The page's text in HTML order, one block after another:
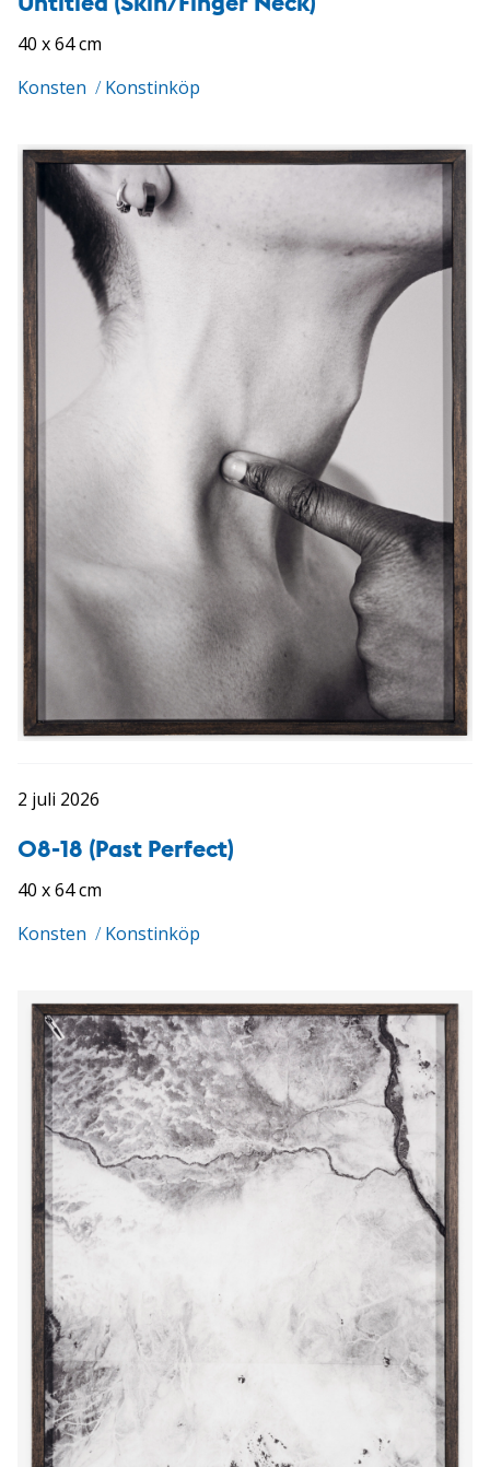
40 x 64 cm
Konsten / Konstinköp
2 juli 2026
08-18 (Past Perfect)
40 x 64 cm
Konsten / Konstinköp